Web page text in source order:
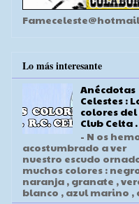
Lo más interesante
Anécdotas
Celestes :
colores del
Club Celta .
- N os
acostumbrado a ver
nuestro escudo
muchos colores :
naranja , granate ,
blanco , azul marino ,